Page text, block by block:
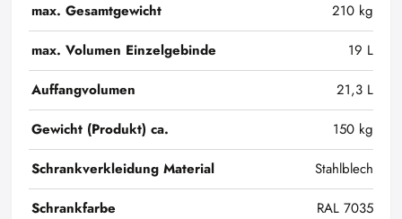
max. Gesamtgewicht
210 kg
max. Volumen Einzelgebinde
19 L
Auffangvolumen
21,3 L
Gewicht (Produkt) ca.
150 kg
Schrankverkleidung Material
Stahlblech
Schrankfarbe
RAL 7035